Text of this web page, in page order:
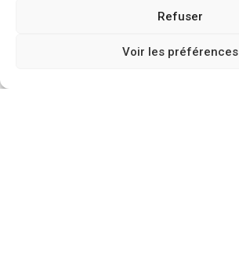
Refuser
Voir les préférences